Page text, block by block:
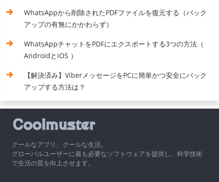
WhatsAppから削除されたPDFファイルを復元する（バック
アップの有無にかかわらず）
WhatsAppチャットをPDFにエクスポートする3つの方法（
AndroidとiOS ）
【解決済み】ViberメッセージをPCに簡単かつ安全にバック
アップする方法は？
クールなアプリ、クールな生活。
グローバルユーザーに最も必要なソフトウェアを提供し、科学技術
で生活の質を向上させます。